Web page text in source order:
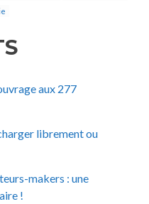
aux 277
librement ou
makers : une
!